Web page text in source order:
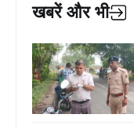
खबरें और भी